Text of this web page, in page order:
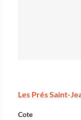
Les Prés Saint-
Cote